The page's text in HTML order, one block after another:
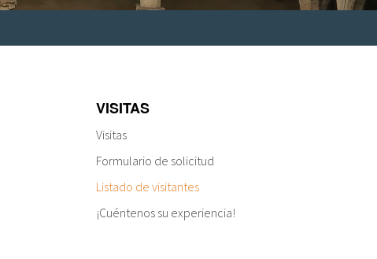
VISITAS
Visitas
Formulario de solicitud
Listado de visitantes
¡Cuéntenos su experiencia!